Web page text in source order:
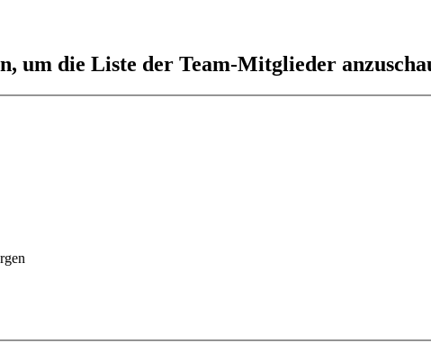
um die Liste der Team-Mitglieder